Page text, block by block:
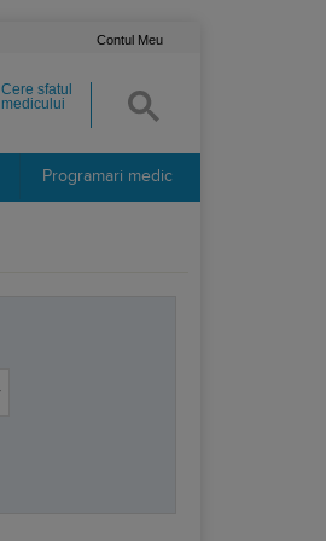
Contul Meu
Cere sfatul
medicului
Programari medic